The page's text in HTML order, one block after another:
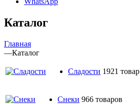
Каталог
Главная
—Каталог
Сладости 1921 товар
Снеки 966 товаров